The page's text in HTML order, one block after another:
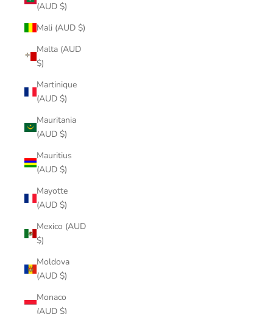
(AUD $)
Mali (AUD $)
Malta (AUD
$)
Martinique
(AUD $)
Mauritania
(AUD $)
Mauritius
(AUD $)
Mayotte
(AUD $)
Mexico (AUD
$)
Moldova
(AUD $)
Monaco
(AUD $)